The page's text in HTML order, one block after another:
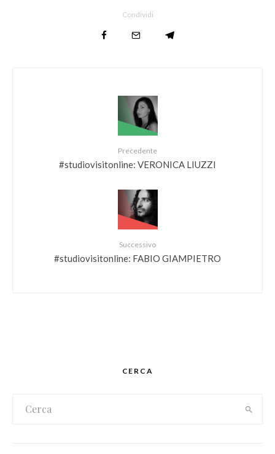
Condividi
Precedente
#studiovisitonline: VERONICA LIUZZI
Successivo
#studiovisitonline: FABIO GIAMPIETRO
CERCA